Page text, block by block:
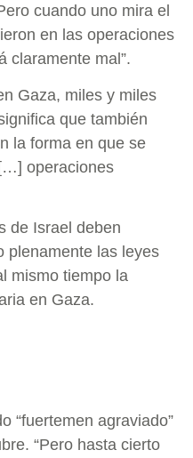
cuando uno mira el
en las operaciones
claramente mal”.
Gaza, miles y miles
que también
la forma en que se
operaciones
de Israel deben
plenamente las leyes
mismo tiempo la
en Gaza.
“fuertemen agraviado”
“Pero hasta cierto